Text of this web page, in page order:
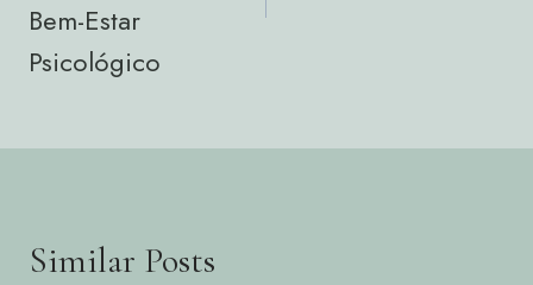
Bem-Estar
Psicológico
Similar Posts